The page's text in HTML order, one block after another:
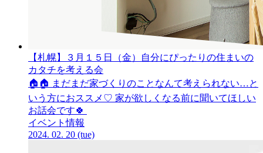
【札幌】３月１５日 （金）
自分にぴったりの住まいの
カタチを考える会
🏠🏠 まだまだ家づくりのことなんて考えられない…と
いう方におススメ♡ 家が欲しくなる前に聞いてほしい
お話会です🍀
イベント情報
2024. 02. 20 (tue)